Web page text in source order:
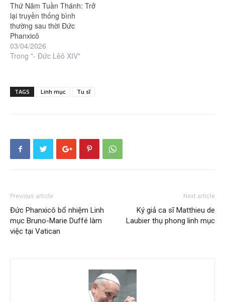
Thứ Năm Tuần Thánh: Trở
lại truyền thống bình
thường sau thời Đức
Phanxicô
03/04/2026
Trong "- Đức Lêô XIV"
TAGS Linh mục Tu sĩ
Previous article
Đức Phanxicô bổ nhiệm Linh
mục Bruno-Marie Duffé làm
việc tại Vatican
Next article
Ký giả ca sĩ Matthieu de
Laubier thụ phong linh mục